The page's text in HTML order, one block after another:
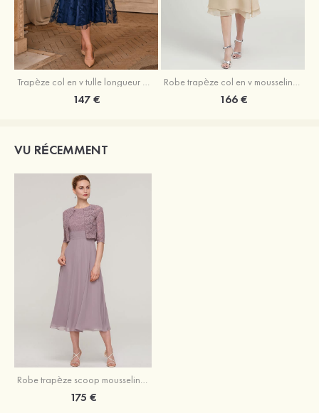
Trapèze col en v tulle longueur mollet robe de mère de la mariée avec appliqué paillettes ceinture
147 €
Robe trapèze col en v mousseline longueur mollet robe de mère de la mariée avec perle
166 €
VU RÉCEMMENT
Robe trapèze scoop mousseline longueur mollet robe de mère de la mariée avec dentelle veste
175 €